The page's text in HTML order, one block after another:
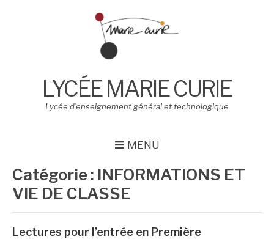
LYCÉE MARIE CURIE
Lycée d’enseignement général et technologique
MENU
Catégorie : INFORMATIONS ET
VIE DE CLASSE
Lectures pour l’entrée en Première